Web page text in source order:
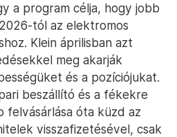
a program célja, hogy jobb
tól az elektromos
Klein áprilisban azt
meg akarják
és a pozíciójukat.
beszállító és a fékekre
felvásárlása óta küzd az
visszafizetésével, csak